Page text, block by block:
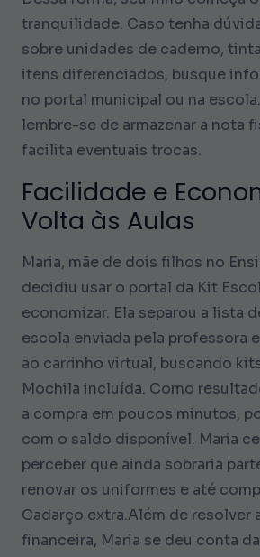
tranquilidade. Caso tenha
sobre unidades de caderno,
itens diferenciados, busque
no portal municipal ou na
lembre-se de armazenar a nota
facilita eventuais trocas.
Facilidade e
Volta às Aulas
Maria, mãe de dois filhos no
decidiu usar o portal da Kit
economizar. Ela separou a lista
escola enviada pela professora
ao carrinho virtual, buscando
Mochila incluída. Como
a compra em poucos minutos,
com o saldo disponível. Maria
perceber que ainda sobraria
renovar os uniformes e até
Cadarço extra.Além de resolver
financeira, Maria se deu conta